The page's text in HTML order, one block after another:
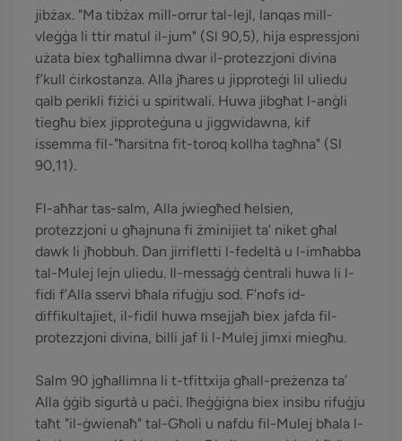
jibżax. "Ma tibżax mill-orrur tal-lejl, lanqas mill-
vleġġa li ttir matul il-jum" (Sl 90,5), hija espressjoni
użata biex tgħallimna dwar il-protezzjoni divina
f’kull ċirkostanza. Alla jħares u jipproteġi lil uliedu
qalb perikli fiżiċi u spiritwali. Huwa jibgħat l-anġli
tiegħu biex jipproteġuna u jiggwidawna, kif
issemma fil-"ħarsitna fit-toroq kollha tagħna" (Sl
90,11).
Fl-aħħar tas-salm, Alla jwiegħed ħelsien,
protezzjoni u għajnuna fi żminijiet ta’ niket għal
dawk li jħobbuh. Dan jirrifletti l-fedeltà u l-imħabba
tal-Mulej lejn uliedu. Il-messaġġ ċentrali huwa li l-
fidi f’Alla sservi bħala rifuġju sod. F’nofs id-
diffikultajiet, il-fidil huwa msejjaħ biex jafda fil-
protezzjoni divina, billi jaf li l-Mulej jimxi miegħu.
Salm 90 jgħallimna li t-tfittxija għall-preżenza ta’
Alla ġġib sigurtà u paċi. Iħeġġiġna biex insibu rifuġju
taħt "il-ġwienaħ" tal-Għoli u nafdu fil-Mulej bħala l-